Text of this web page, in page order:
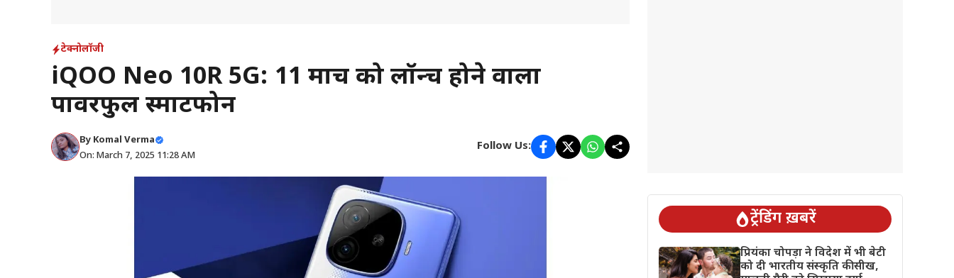
टेक्नोलॉजी
iQOO Neo 10R 5G: 11 मार्च को लॉन्च होने वाला
पावरफुल स्मार्टफोन
By Komal Verma
On: March 7, 2025 11:28 AM
Follow Us:
ट्रेंडिंग ख़बरें
प्रियंका चोपड़ा ने विदेश में भी बेटी
को दी भारतीय संस्कृति की सीख,